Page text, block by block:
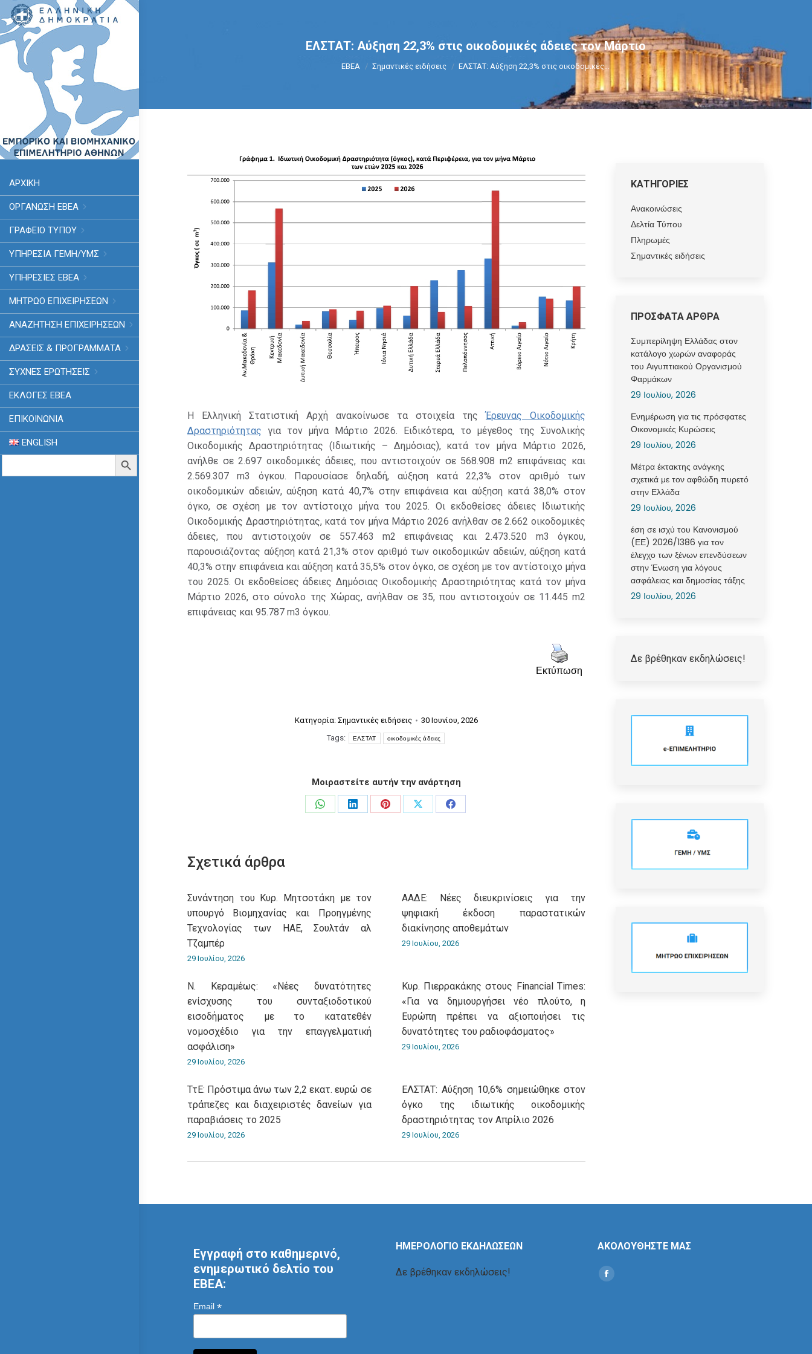
ΑΡΧΙΚΗ
ΟΡΓΑΝΩΣΗ ΕΒΕΑ
ΓΡΑΦΕΙΟ ΤΥΠΟΥ
ΥΠΗΡΕΣΊΑ ΓΕΜΗ/ΥΜΣ
ΥΠΗΡΕΣΙΕΣ ΕΒΕΑ
ΜΗΤΡΩΟ ΕΠΙΧΕΙΡΗΣΕΩΝ
ΑΝΑΖΗΤΗΣΗ ΕΠΙΧΕΙΡΗΣΕΩΝ
ΔΡΑΣΕΙΣ & ΠΡΟΓΡΑΜΜΑΤΑ
ΣΥΧΝΕΣ ΕΡΩΤΗΣΕΙΣ
ΕΚΛΟΓΈΣ ΕΒΕΑ
ΕΠΙΚΟΙΝΩΝΙΑ
ENGLISH
Search
Search Button
ΕΛΣΤΑΤ: Αύξηση 22,3% στις οικοδομικές άδειες τον Μάρτιο
You are here:
ΕΒΕΑ Σημαντικές ειδήσεις ΕΛΣΤΑΤ: Αύξηση 22,3% στις οικοδομικές…
Η Ελληνική Στατιστική Αρχή ανακοίνωσε τα στοιχεία τηςΈρευνας Οικοδομικής
Δραστηριότητας για τον μήνα Μάρτιο 2026. Ειδικότερα, το μέγεθος της Συνολικής
Οικοδομικής Δραστηριότητας (Ιδιωτικής – Δημόσιας), κατά τον μήνα Μάρτιο 2026,
ανήλθε σε 2.697 οικοδομικές άδειες, που αντιστοιχούν σε 568.908 m2 επιφάνειας και
2.569.307 m3 όγκου. Παρουσίασε δηλαδή, αύξηση κατά 22,3% στον αριθμό των
οικοδομικών αδειών, αύξηση κατά 40,7% στην επιφάνεια και αύξηση κατά 38,0% στον
όγκο, σε σχέση με τον αντίστοιχο μήνα του 2025. Οι εκδοθείσες άδειες Ιδιωτικής
Οικοδομικής Δραστηριότητας, κατά τον μήνα Μάρτιο 2026 ανήλθαν σε 2.662 οικοδομικές
άδειες, που αντιστοιχούν σε 557.463 m2 επιφάνειας και 2.473.520 m3 όγκου,
παρουσιάζοντας αύξηση κατά 21,3% στον αριθμό των οικοδομικών αδειών, αύξηση κατά
40,3% στην επιφάνεια και αύξηση κατά 35,5% στον όγκο, σε σχέση με τον αντίστοιχο μήνα
του 2025. Οι εκδοθείσες άδειες Δημόσιας Οικοδομικής Δραστηριότητας κατά τον μήνα
Μάρτιο 2026, στο σύνολο της Χώρας, ανήλθαν σε 35, που αντιστοιχούν σε 11.445 m2
επιφάνειας και 95.787 m3 όγκου.
Εκτύπωση
Κατηγορία: Σημαντικές ειδήσεις
30 Ιουνίου, 2026
Tags:
ΕΛΣΤΑΤ οικοδομικές άδειες
Μοιραστείτε αυτήν την ανάρτηση
Share
Share
Share
Share
Share
Σχετικά άρθρα
Συνάντηση του Κυρ. Μητσοτάκη με τον
υπουργό Βιομηχανίας και Προηγμένης
Τεχνολογίας των ΗΑΕ, Σουλτάν αλ
Τζαμπέρ
29 Ιουλίου, 2026
ΑΑΔΕ: Νέες διευκρινίσεις για την
ψηφιακή έκδοση παραστατικών
διακίνησης αποθεμάτων
29 Ιουλίου, 2026
Ν. Κεραμέως: «Νέες δυνατότητες
ενίσχυσης του συνταξιοδοτικού
εισοδήματος με το κατατεθέν
νομοσχέδιο για την επαγγελματική
ασφάλιση»
29 Ιουλίου, 2026
Κυρ. Πιερρακάκης στους Financial Times:
«Για να δημιουργήσει νέο πλούτο, η
Ευρώπη πρέπει να αξιοποιήσει τις
δυνατότητες του ραδιοφάσματος»
29 Ιουλίου, 2026
ΤτΕ: Πρόστιμα άνω των 2,2 εκατ. ευρώ σε
τράπεζες και διαχειριστές δανείων για
παραβιάσεις το 2025
29 Ιουλίου, 2026
ΕΛΣΤΑΤ: Αύξηση 10,6% σημειώθηκε στον
όγκο της ιδιωτικής οικοδομικής
δραστηριότητας τον Απρίλιο 2026
29 Ιουλίου, 2026
ΚΑΤΗΓΟΡΙΕΣ
Ανακοινώσεις
Δελτία Τύπου
Πληρωμές
Σημαντικές ειδήσεις
ΠΡΟΣΦΑΤΑ ΑΡΘΡΑ
Συμπερίληψη Ελλάδας στον
κατάλογο χωρών αναφοράς
του Αιγυπτιακού Οργανισμού
Φαρμάκων
29 Ιουλίου, 2026
Ενημέρωση για τις πρόσφατες
Οικονομικές Κυρώσεις
29 Ιουλίου, 2026
Μέτρα έκτακτης ανάγκης
σχετικά με τον αφθώδη πυρετό
στην Ελλάδα
29 Ιουλίου, 2026
έση σε ισχύ του Κανονισμού
(ΕΕ) 2026/1386 για τον
έλεγχο των ξένων επενδύσεων
στην Ένωση για λόγους
ασφάλειας και δημοσίας τάξης
29 Ιουλίου, 2026
Δε βρέθηκαν εκδηλώσεις!
Εγγραφή στο καθημερινό,
ενημερωτικό δελτίο του
ΕΒΕΑ:
Email *
ΗΜΕΡΟΛΟΓΙΟ ΕΚΔΗΛΩΣΕΩΝ
Δε βρέθηκαν εκδηλώσεις!
ΑΚΟΛΟΥΘΗΣΤΕ ΜΑΣ
Find us on:
Social